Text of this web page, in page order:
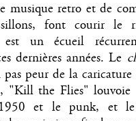
musique retro et de
sillons, font courir le
est un écueil
dernières années. Le
peur de la
"Kill the Flies" louvoie
et le punk, et le